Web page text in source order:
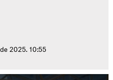
2025. 10:55